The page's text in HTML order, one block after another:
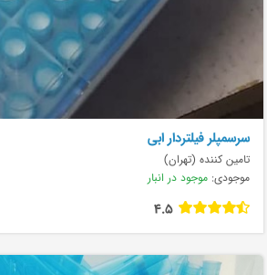
سرسمپلر فیلتردار ابی
تامین کننده (تهران)
موجودی: موجود در انبار
4.5